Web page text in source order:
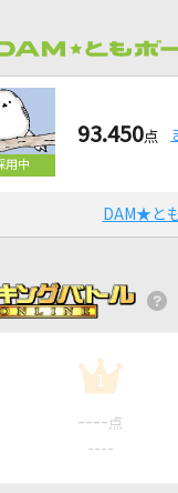
93.450点
DAM★と
1
---- 点
----